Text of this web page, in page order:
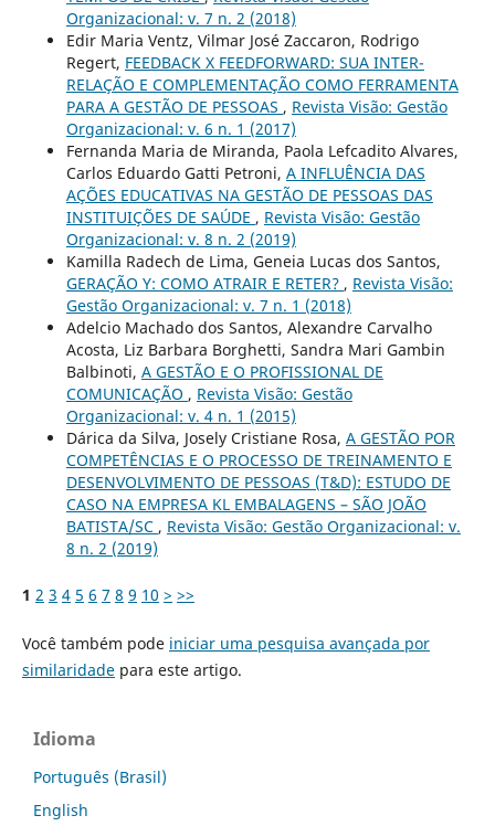
Organizacional: v. 7 n. 2 (2018)
Edir Maria Ventz, Vilmar José Zaccaron, Rodrigo
Regert, FEEDBACK X FEEDFORWARD: SUA INTER-
RELAÇÃO E COMPLEMENTAÇÃO COMO FERRAMENTA
PARA A GESTÃO DE PESSOAS , Revista Visão: Gestão
Organizacional: v. 6 n. 1 (2017)
Fernanda Maria de Miranda, Paola Lefcadito Alvares,
Carlos Eduardo Gatti Petroni, A INFLUÊNCIA DAS
AÇÕES EDUCATIVAS NA GESTÃO DE PESSOAS DAS
INSTITUIÇÕES DE SAÚDE , Revista Visão: Gestão
Organizacional: v. 8 n. 2 (2019)
Kamilla Radech de Lima, Geneia Lucas dos Santos,
GERAÇÃO Y: COMO ATRAIR E RETER? , Revista Visão:
Gestão Organizacional: v. 7 n. 1 (2018)
Adelcio Machado dos Santos, Alexandre Carvalho
Acosta, Liz Barbara Borghetti, Sandra Mari Gambin
Balbinoti, A GESTÃO E O PROFISSIONAL DE
COMUNICAÇÃO , Revista Visão: Gestão
Organizacional: v. 4 n. 1 (2015)
Dárica da Silva, Josely Cristiane Rosa, A GESTÃO POR
COMPETÊNCIAS E O PROCESSO DE TREINAMENTO E
DESENVOLVIMENTO DE PESSOAS (T&D): ESTUDO DE
CASO NA EMPRESA KL EMBALAGENS – SÃO JOÃO
BATISTA/SC , Revista Visão: Gestão Organizacional: v.
8 n. 2 (2019)
1 2 3 4 5 6 7 8 9 10 > >>
Você também pode iniciar uma pesquisa avançada por
similaridadepara este artigo.
Idioma
Português (Brasil)
English